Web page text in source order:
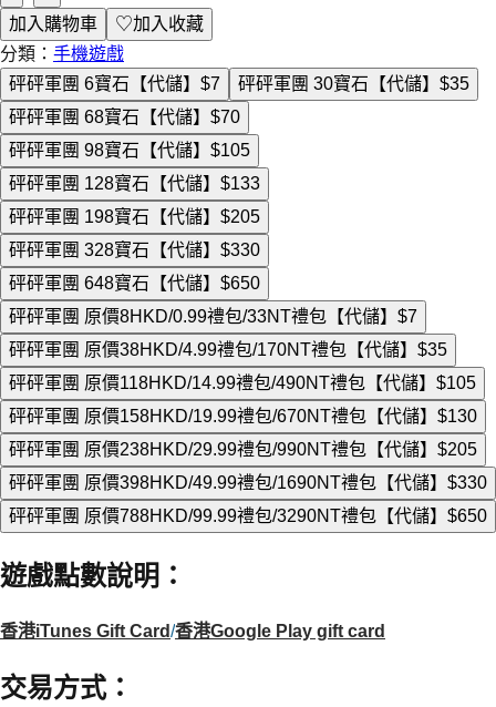
加入購物車
♡加入收藏
分類： 手機遊戲
砰砰軍團 6寶石【代儲】 $7 砰砰軍團 30寶石【代儲】 $35
砰砰軍團 68寶石【代儲】 $70
砰砰軍團 98寶石【代儲】 $105
砰砰軍團 128寶石【代儲】 $133
砰砰軍團 198寶石【代儲】 $205
砰砰軍團 328寶石【代儲】 $330
砰砰軍團 648寶石【代儲】 $650
砰砰軍團 原價8HKD/0.99禮包/33NT禮包【代儲】 $7
砰砰軍團 原價38HKD/4.99禮包/170NT禮包【代儲】 $35
砰砰軍團 原價118HKD/14.99禮包/490NT禮包【代儲】 $105
砰砰軍團 原價158HKD/19.99禮包/670NT禮包【代儲】 $130
砰砰軍團 原價238HKD/29.99禮包/990NT禮包【代儲】 $205
砰砰軍團 原價398HKD/49.99禮包/1690NT禮包【代儲】 $330
砰砰軍團 原價788HKD/99.99禮包/3290NT禮包【代儲】 $650
遊戲點數說明 ：
香港iTunes Gift Card/香港Google Play gift card
交易方式：